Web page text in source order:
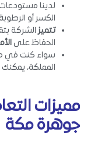
لدينا
الكسر أو
تتميز الشركة
الحفاظ على
سواء كنت في
المملكة، يمكنك
مميزات
جوهرة مكة